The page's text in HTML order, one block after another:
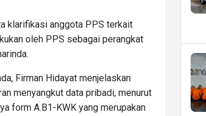
klarifikasi anggota PPS terkait
oleh PPS sebagai perangkat
Firman Hidayat menjelaskan
menyangkut data pribadi, menurut
form A.B1-KWK yang merupakan